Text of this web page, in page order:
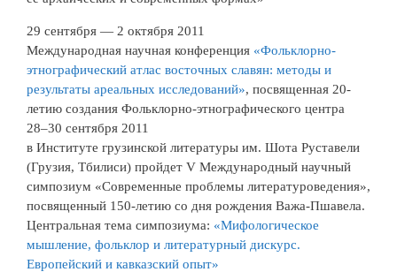
29 сентября — 2 октября 2011
Международная научная конференция «Фольклорно-
этнографический атлас восточных славян: методы и
результаты ареальных исследований», посвященная 20-
летию создания Фольклорно-этнографического центра
28–30 сентября 2011
в Институте грузинской литературы им. Шота Руставели
(Грузия, Тбилиси) пройдет V Международный научный
симпозиум «Современные проблемы литературоведения»,
посвященный 150-летию со дня рождения Важа-Пшавела.
Центральная тема симпозиума: «Мифологическое
мышление, фольклор и литературный дискурс.
Европейский и кавказский опыт»